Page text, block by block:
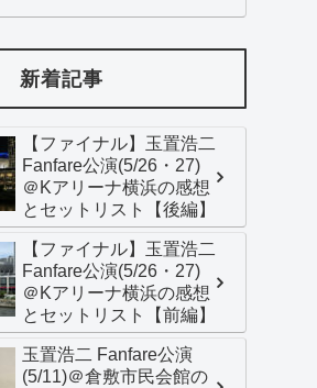
新着記事
【ファイナル】玉置浩二
Fanfare公演(5/26・27)
＠Kアリーナ横浜の感想
とセットリスト【後編】
【ファイナル】玉置浩二
Fanfare公演(5/26・27)
＠Kアリーナ横浜の感想
とセットリスト【前編】
玉置浩二 Fanfare公演
(5/11)＠倉敷市民会館の